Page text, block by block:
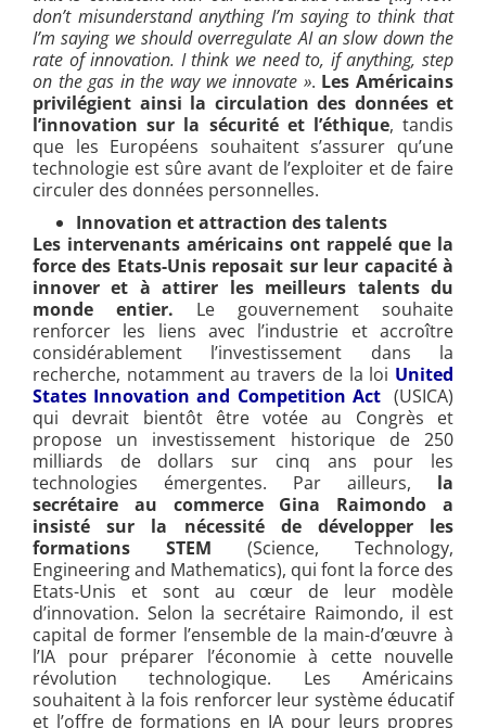
don’t misunderstand anything I’m saying to think that
I’m saying we should overregulate AI an slow down the
rate of innovation. I think we need to, if anything, step
on the gas in the way we innovate ». Les Américains
privilégient ainsi la circulation des données et
l’innovation sur la sécurité et l’éthique, tandis
que les Européens souhaitent s’assurer qu’une
technologie est sûre avant de l’exploiter et de faire
circuler des données personnelles.
Innovation et attraction des talents
Les intervenants américains ont rappelé que la
force des Etats-Unis reposait sur leur capacité à
innover et à attirer les meilleurs talents du
monde entier. Le gouvernement souhaite
renforcer les liens avec l’industrie et accroître
considérablement l’investissement dans la
recherche, notamment au travers de la loi United
States Innovation and Competition Act (USICA)
qui devrait bientôt être votée au Congrès et
propose un investissement historique de 250
milliards de dollars sur cinq ans pour les
technologies émergentes. Par ailleurs, la
secrétaire au commerce Gina Raimondo a
insisté sur la nécessité de
développer les
formations STEM (Science, Technology,
Engineering and Mathematics), qui font la force des
Etats-Unis et sont au cœur de leur modèle
d’innovation. Selon la secrétaire Raimondo, il est
capital de former l’ensemble de la main-d’œuvre à
l’IA pour préparer l’économie à cette nouvelle
révolution technologique. Les Américains
souhaitent à la fois renforcer leur système éducatif
et l’offre de formations en IA pour leurs propres